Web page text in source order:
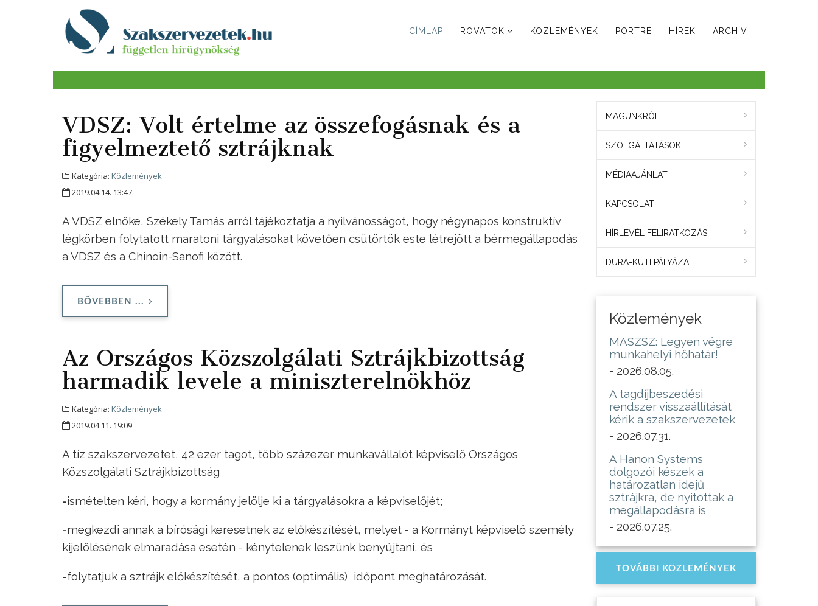
CÍMLAP ROVATOK KÖZLEMÉNYEK PORTRÉ HÍREK ARCHÍV
VDSZ: Volt értelme az összefogásnak és a
figyelmeztető sztrájknak
Kategória: Közlemények
2019.04.14. 13:47
A VDSZ elnöke, Székely Tamás arról tájékoztatja a nyilvánosságot, hogy négynapos konstruktív
légkörben folytatott maratoni tárgyalásokat követően csütörtök este létrejött a bérmegállapodás
a VDSZ és a Chinoin-Sanofi között.
BŐVEBBEN ...
Az Országos Közszolgálati Sztrájkbizottság
harmadik levele a miniszterelnökhöz
Kategória: Közlemények
2019.04.11. 19:09
A tíz szakszervezetet, 42 ezer tagot, több százezer munkavállalót képviselő Országos
Közszolgálati Sztrájkbizottság
-ismételten kéri, hogy a kormány jelölje ki a tárgyalásokra a képviselőjét;
-megkezdi annak a bírósági keresetnek az előkészítését, melyet - a Kormányt képviselő személy
kijelölésének elmaradása esetén - kénytelenek leszünk benyújtani, és
-folytatjuk a sztrájk előkészítését, a pontos (optimális) időpont meghatározását.
MAGUNKRÓL
SZOLGÁLTATÁSOK
MÉDIAAJÁNLAT
KAPCSOLAT
HÍRLEVÉL FELIRATKOZÁS
DURA-KUTI PÁLYÁZAT
Közlemények
MASZSZ: Legyen végre
munkahelyi hőhatár!
- 2026.08.05.
A tagdíjbeszedési
rendszer visszaállítását
kérik a szakszervezetek
- 2026.07.31.
A Hanon Systems
dolgozói készek a
határozatlan idejű
sztrájkra, de nyitottak a
megállapodásra is
- 2026.07.25.
TOVÁBBI KÖZLEMÉNYEK